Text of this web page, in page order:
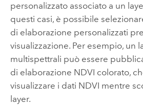
personalizzato associato a un
questi casi, è possibile
di elaborazione personalizzati
visualizzazione. Per esempio, un
multispettrali può essere
di elaborazione NDVI colorato,
visualizzare i dati NDVI mentre
layer.